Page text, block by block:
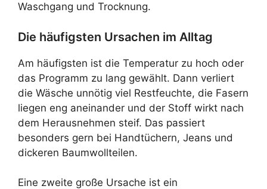
Waschgang und Trocknung.
Die häufigsten Ursachen im Alltag
Am häufigsten ist die Temperatur zu hoch oder
das Programm zu lang gewählt. Dann verliert
die Wäsche unnötig viel Restfeuchte, die Fasern
liegen eng aneinander und der Stoff wirkt nach
dem Herausnehmen steif. Das passiert
besonders gern bei Handtüchern, Jeans und
dickeren Baumwollteilen.
Eine zweite große Ursache ist ein